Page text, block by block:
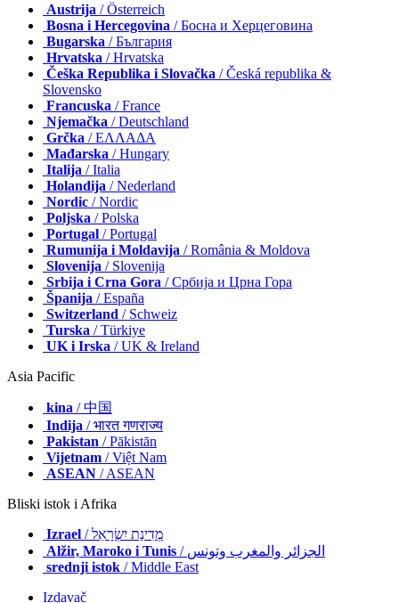
Austrija / Österreich
Bosna i Hercegovina / Босна и Херцеговина
Bugarska / България
Hrvatska / Hrvatska
Češka Republika i Slovačka / Česká republika &
Slovensko
Francuska / France
Njemačka / Deutschland
Grčka / ΕΛΛΑΔΑ
Mađarska / Hungary
Italija / Italia
Holandija / Nederland
Nordic / Nordic
Poljska / Polska
Portugal / Portugal
Rumunija i Moldavija / România & Moldova
Slovenija / Slovenija
Srbija i Crna Gora / Србија и Црна Гора
Španija / España
Switzerland / Schweiz
Turska / Türkiye
UK i Irska / UK & Ireland
Asia Pacific
kina / 中国
Indija / भारत गणराज्य
Pakistan / Pākistān
Vijetnam / Việt Nam
ASEAN / ASEAN
Bliski istok i Afrika
Izrael
/ מְדִינַת יִשְׂרָאֵל
Alžir, Maroko i Tunis
/ الجزائر والمغرب وتونس
srednji istok / Middle East
Izdavač